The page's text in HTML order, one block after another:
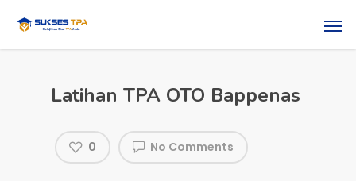
Latihan TPA OTO Bappenas
No Comments
0